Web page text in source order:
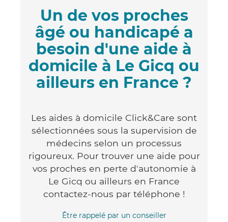
Un de vos proches
âgé ou handicapé a
besoin d'une aide à
domicile à Le Gicq ou
ailleurs en France ?
Les aides à domicile Click&Care sont
sélectionnées sous la supervision de
médecins selon un processus
rigoureux. Pour trouver une aide pour
vos proches en perte d'autonomie à
Le Gicq ou ailleurs en France
contactez-nous par téléphone !
Être rappelé par un conseiller